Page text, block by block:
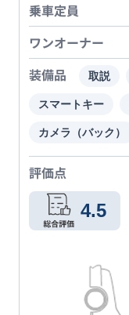
乗車定員
ワンオーナー
装備品 取説
スマートキー
カメラ（バック）
評価点
4.5